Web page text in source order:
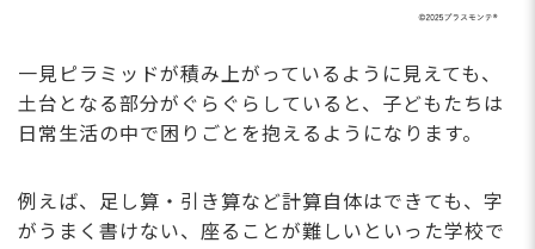
⼀⾒ピラミッドが積み上がっているように⾒えても、
⼟台となる部分がぐらぐらしていると、⼦どもたちは
⽇常⽣活の中で困りごとを抱えるようになります。
例えば、⾜し算・引き算など計算⾃体はできても、字
がうまく書けない、座ることが難しいといった学校で